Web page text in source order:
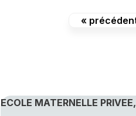
«
ECOLE MATERNELLE